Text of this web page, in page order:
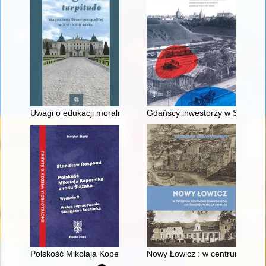
Uwagi o edukacji moralnej synów szlacheckich w XVI-
Gdańscy inwestorzy w
Polskość Mikołaja Kopernika z rodu ŚlązakaNowy Łowicz : w centrum